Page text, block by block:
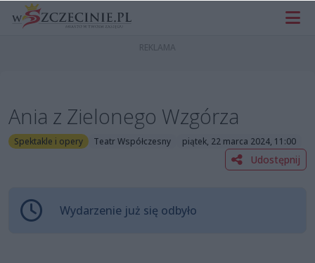
Ania z Zielonego Wzgórza
Spektakle i opery Teatr Współczesny piątek, 22 marca 2024, 11:00
Udostępnij
Wydarzenie już się odbyło